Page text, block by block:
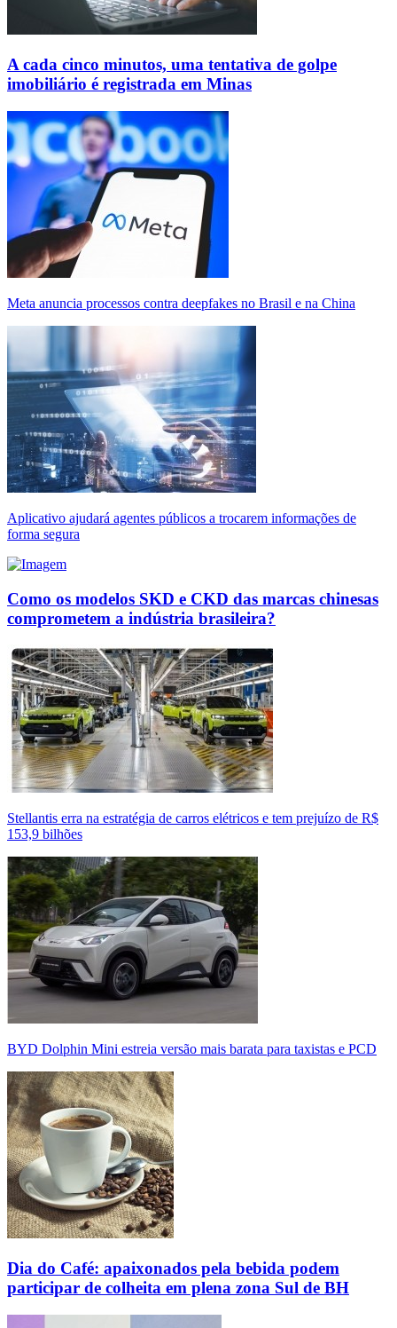
A cada cinco minutos, uma tentativa de golpe
imobiliário é registrada em Minas
Meta anuncia processos contra deepfakes no Brasil e na China
Aplicativo ajudará agentes públicos a trocarem informações de
forma segura
Como os modelos SKD e CKD das marcas chinesas
comprometem a indústria brasileira?
Stellantis erra na estratégia de carros elétricos e tem prejuízo de R$
153,9 bilhões
BYD Dolphin Mini estreia versão mais barata para taxistas e PCD
Dia do Café: apaixonados pela bebida podem
participar de colheita em plena zona Sul de BH